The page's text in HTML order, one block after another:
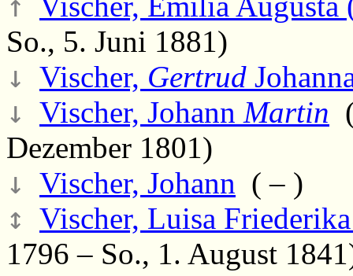
So., 5. Juni 1881)
↓ Vischer, Gertrud
↓ Vischer, Johann Martin
Dezember 1801)
↓ Vischer, Johann ( – )
↕ Vischer, Luisa
1796 – So., 1. August